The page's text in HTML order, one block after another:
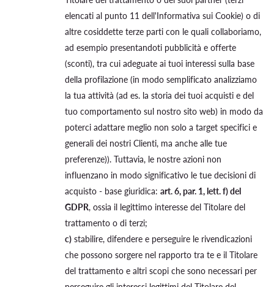
elencati al punto 11 dell'Informativa sui Cookie) o di
altre cosiddette terze parti con le quali collaboriamo,
ad esempio presentandoti pubblicità e offerte
(sconti), tra cui adeguate ai tuoi interessi sulla base
della profilazione (in modo semplificato analizziamo
la tua attività (ad es. la storia dei tuoi acquisti e del
tuo comportamento sul nostro sito web) in modo da
poterci adattare meglio non solo a target specifici e
generali dei nostri Clienti, ma anche alle tue
preferenze)). Tuttavia, le nostre azioni non
influenzano in modo significativo le tue decisioni di
acquisto - base giuridica: art. 6, par. 1, lett. f) del
GDPR, ossia il legittimo interesse del Titolare del
trattamento o di terzi;
c) stabilire, difendere e perseguire le rivendicazioni
che possono sorgere nel rapporto tra te e il Titolare
del trattamento e altri scopi che sono necessari per